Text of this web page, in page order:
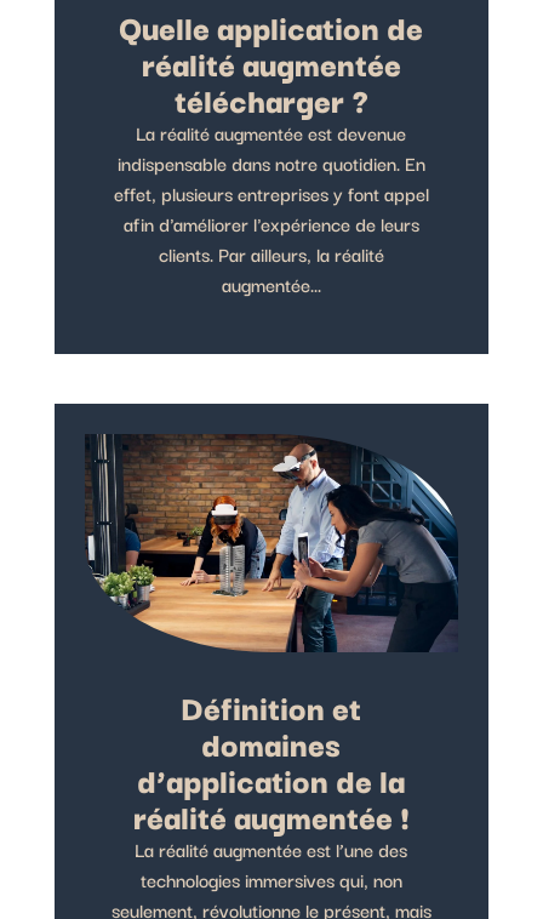
Quelle application de
réalité augmentée
télécharger ?
La réalité augmentée est devenue
indispensable dans notre quotidien. En
effet, plusieurs entreprises y font appel
afin d'améliorer l'expérience de leurs
clients. Par ailleurs, la réalité
augmentée...
Définition et
domaines
d’application de la
réalité augmentée !
La réalité augmentée est l’une des
technologies immersives qui, non
seulement, révolutionne le présent, mais